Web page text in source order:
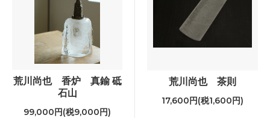
荒川尚也 香炉 真鍮 砥
石山
99,000円(税9,000円)
荒川尚也 茶則
17,600円(税1,600円)